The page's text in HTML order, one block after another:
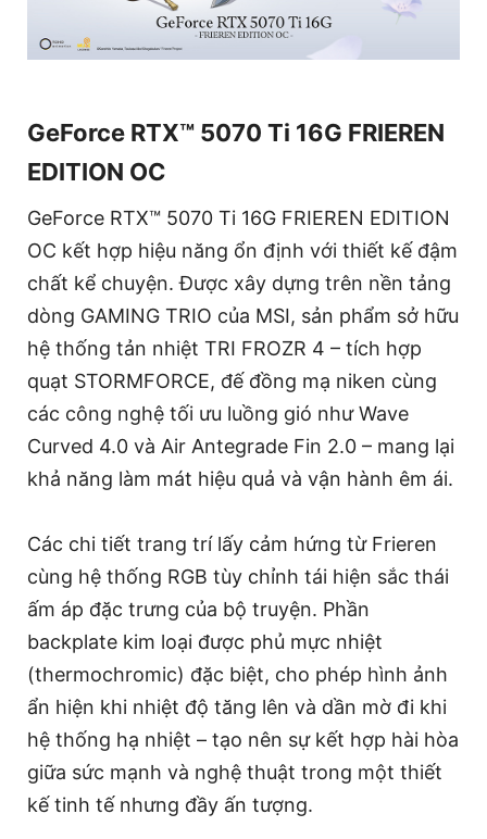
GeForce RTX™ 5070 Ti 16G FRIEREN
EDITION OC
GeForce RTX™ 5070 Ti 16G FRIEREN EDITION
OC kết hợp hiệu năng ổn định với thiết kế đậm
chất kể chuyện. Được xây dựng trên nền tảng
dòng GAMING TRIO của MSI, sản phẩm sở hữu
hệ thống tản nhiệt TRI FROZR 4 – tích hợp
quạt STORMFORCE, đế đồng mạ niken cùng
các công nghệ tối ưu luồng gió như Wave
Curved 4.0 và Air Antegrade Fin 2.0 – mang lại
khả năng làm mát hiệu quả và vận hành êm ái.
Các chi tiết trang trí lấy cảm hứng từ Frieren
cùng hệ thống RGB tùy chỉnh tái hiện sắc thái
ấm áp đặc trưng của bộ truyện. Phần
backplate kim loại được phủ mực nhiệt
(thermochromic) đặc biệt, cho phép hình ảnh
ẩn hiện khi nhiệt độ tăng lên và dần mờ đi khi
hệ thống hạ nhiệt – tạo nên sự kết hợp hài hòa
giữa sức mạnh và nghệ thuật trong một thiết
kế tinh tế nhưng đầy ấn tượng.